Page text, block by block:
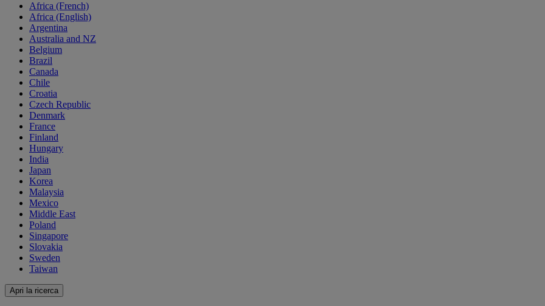
Africa (French)
Africa (English)
Argentina
Australia and NZ
Belgium
Brazil
Canada
Chile
Croatia
Czech Republic
Denmark
France
Finland
Hungary
India
Japan
Korea
Malaysia
Mexico
Middle East
Poland
Singapore
Slovakia
Sweden
Taiwan
Apri la ricerca